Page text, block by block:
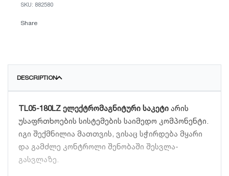
882580
Share
DESCRIPTION
TL05-180LZ ელექტრომაგნიტური საკეტი არის
უსაფრთხოების სისტემების საიმედო კომპონენტი.
იგი შექმნილია მათთვის, ვისაც სჭირდება მყარი
და გამძლე კონტროლი შენობაში შესვლა-
გასვლაზე.